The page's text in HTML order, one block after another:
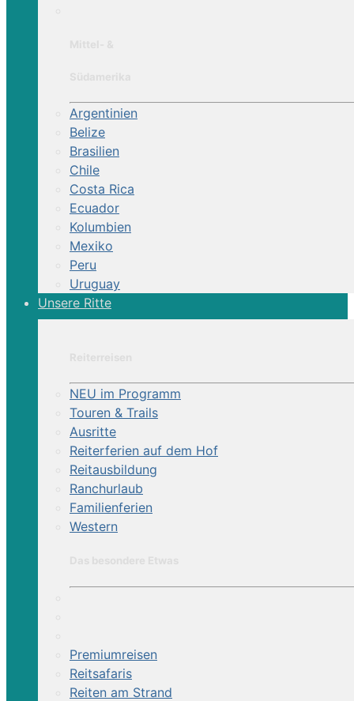
Argentinien
Belize
Brasilien
Chile
Costa Rica
Ecuador
Kolumbien
Mexiko
Peru
Uruguay
Unsere Ritte
NEU im Programm
Touren & Trails
Ausritte
Reiterferien auf dem Hof
Reitausbildung
Ranchurlaub
Familienferien
Western
Premiumreisen
Reitsafaris
Reiten am Strand